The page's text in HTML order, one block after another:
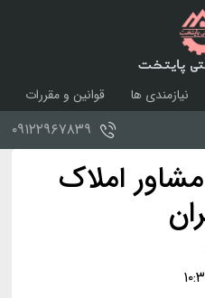
پایتخت
نیازمندی ها
قوانین و مقررات
۰۹۱۲۲۹۶۷۸۳۹
املاک